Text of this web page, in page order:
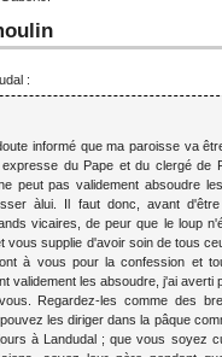
:
informé que ma paroisse va
du Pape et du clergé de
peut pas validement absoudre
àlui. Il faut donc, avant
vicaires, de peur que le loup
vous supplie d'avoir soin de tous
à vous pour la confession et
validement les absoudre, j'ai averti
Regardez-les comme des
les diriger dans la pâque
à Landudal ; que vous soyez